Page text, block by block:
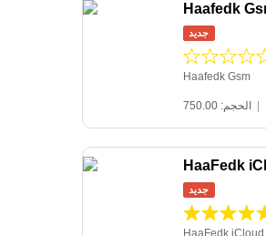
Haafedk
جديد
Haafedk Gsm
HaaFedk
جديد
HaaFedk